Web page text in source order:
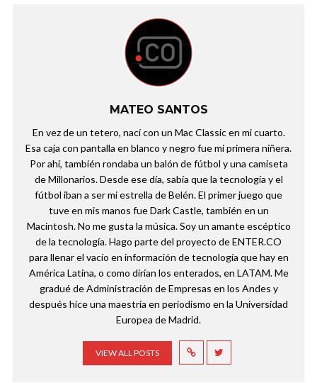
MATEO SANTOS
En vez de un tetero, nací con un Mac Classic en mi cuarto.
Esa caja con pantalla en blanco y negro fue mi primera niñera.
Por ahí, también rondaba un balón de fútbol y una camiseta
de Millonarios. Desde ese día, sabía que la tecnología y el
fútbol iban a ser mi estrella de Belén. El primer juego que
tuve en mis manos fue Dark Castle, también en un
Macintosh. No me gusta la música. Soy un amante escéptico
de la tecnología. Hago parte del proyecto de ENTER.CO
para llenar el vacío en información de tecnología que hay en
América Latina, o como dirían los enterados, en LATAM. Me
gradué de Administración de Empresas en los Andes y
después hice una maestría en periodismo en la Universidad
Europea de Madrid.
VIEW ALL POSTS